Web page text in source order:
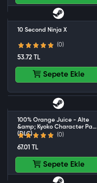
10 Second Ninja X
(0)
53.72 TL
Sepete Ekle
100% Orange Juice - Alte
&amp; Kyoko Character Pack
(DLC)
(0)
67.01 TL
Sepete Ekle